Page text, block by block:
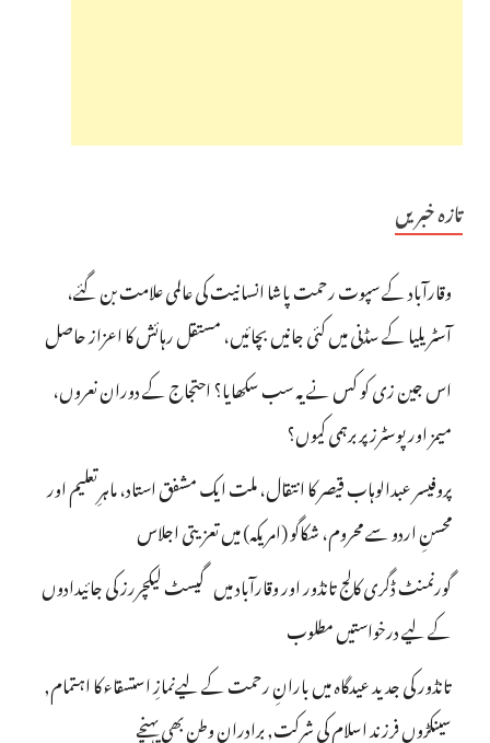
تازہ خبریں
وقارآباد کے سپوت رحمت پاشا انسانیت کی عالمی علامت بن گئے،
آسٹریلیا کے سڈنی میں کئی جانیں بچائیں، مستقل رہائش کا اعزاز حاصل
اس جین زی کو کس نے یہ سب سکھایا؟ احتجاج کے دوران نعروں،
میمز اور پوسٹرز پر برہمی کیوں؟
پروفیسر عبدالوہاب قیصر کا انتقال، ملت ایک مشفق استاد، ماہرِتعلیم اور
محسنِ اردو سے محروم، شکاگو (امریکہ) میں تعزیتی اجلاس
گورنمنٹ ڈگری کالج تانڈور اور وقارآباد میں گیسٹ لیکچررز کی جائیدادوں
کے لیے درخواستیں مطلوب
تانڈور کی جدید عیدگاہ میں بارانِ رحمت کے لیےنمازِ استسقاء کا اہتمام,
سینکڑوں فرزند اسلام کی شرکت, برادران وطن بھی پہنچے